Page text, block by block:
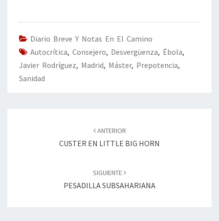
o
o
k
er dI
n
l
p
ar
tir
Diario Breve Y Notas En El Camino
Autocrítica, Consejero, Desvergüenza, Ébola,
Javier Rodríguez, Madrid, Máster, Prepotencia,
Sanidad
ANTERIOR
CUSTER EN LITTLE BIG HORN
SIGUIENTE
PESADILLA SUBSAHARIANA